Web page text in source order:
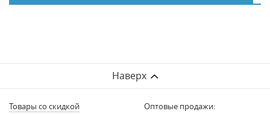
Наверх
Товары со скидкой
Оптовые продажи: